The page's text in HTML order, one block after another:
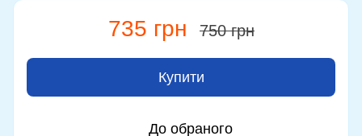
735 грн 750 грн
Купити
До обраного